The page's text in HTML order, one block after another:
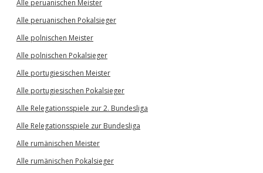
Alle peruanischen Meister
Alle peruanischen Pokalsieger
Alle polnischen Meister
Alle polnischen Pokalsieger
Alle portugiesischen Meister
Alle portugiesischen Pokalsieger
Alle Relegationsspiele zur 2. Bundesliga
Alle Relegationsspiele zur Bundesliga
Alle rumänischen Meister
Alle rumänischen Pokalsieger